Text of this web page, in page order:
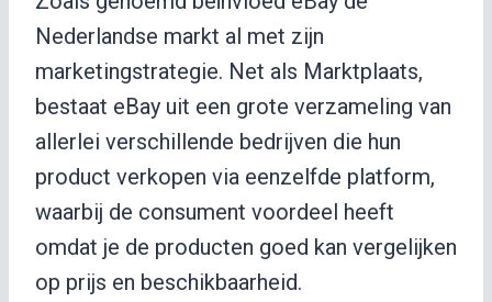
Nederlandse markt al met zijn
marketingstrategie. Net als Marktplaats,
bestaat eBay uit een grote verzameling van
allerlei verschillende bedrijven die hun
product verkopen via eenzelfde platform,
waarbij de consument voordeel heeft
omdat je de producten goed kan vergelijken
op prijs en beschikbaarheid.